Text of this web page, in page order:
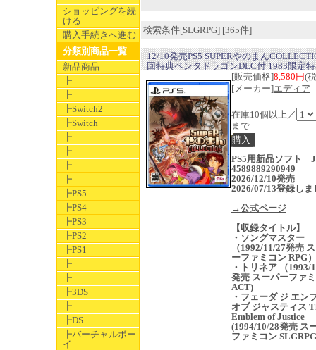
ショッピングを続
ける
購入手続きへ進む
分類別商品一覧
新品商品
┣
┣
┣Switch2
┣Switch
┣
┣
┣
┣
┣PS5
┣PS4
┣PS3
┣PS2
┣PS1
┣
┣
┣3DS
┣
┣DS
┣バーチャルボー
イ
検索条件[SLGRPG] [365件]
12/10発売PS5 ​SUPERやのまん
回特典ペンタドラゴンDLC付 1983限定
[販売価格]8,580円(
[メーカー]エディア
在庫10個以上／
まで
PS5用新品ソフト
4589889290949
2026/12/10発売
2026/07/13登録しま
→公式ページ
【収録タイトル】
・ソングマスター
（1992/11/27発売
ーファミコン RPG）
・トリネア （1993/
発売 スーパーファ
ACT)
・フェーダ ジ エン
オブ ジャスティス
Emblem of Justice
(1994/10/28発売 ス
ファミコン